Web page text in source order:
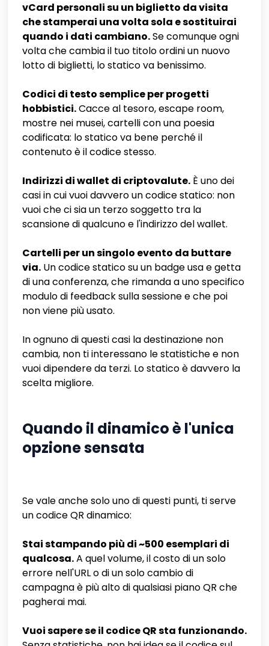
vCard personali su un biglietto da visita
che stamperai una volta sola e sostituirai
quando i dati cambiano.Se comunque ogni
volta che cambia il tuo titolo ordini un nuovo
lotto di biglietti, lo statico va benissimo.
Codici di testo semplice per progetti
hobbistici.Cacce al tesoro, escape room,
mostre nei musei, cartelli con una poesia
codificata: lo statico va bene perché il
contenuto è il codice stesso.
Indirizzi di wallet di criptovalute. È uno dei
casi in cui vuoi davvero un codice statico: non
vuoi che ci sia un terzo soggetto tra la
scansione di qualcuno e l'indirizzo del wallet.
Cartelli per un singolo evento da buttare
via. Un codice statico su un badge usa e getta
di una conferenza, che rimanda a uno specifico
modulo di feedback sulla sessione e che poi
non viene più usato.
In ognuno di questi casi la destinazione non
cambia, non ti interessano le statistiche e non
vuoi dipendere da terzi. Lo statico è davvero la
scelta migliore.
Quando il dinamico è l'unica
opzione sensata
Se vale anche solo uno di questi punti, ti serve
un codice QR dinamico:
Stai stampando più di ~500 esemplari di
qualcosa.A quel volume, il costo di un solo
errore nell'URL o di un solo cambio di
campagna è più alto di qualsiasi piano QR che
pagherai mai.
Vuoi sapere se il codice QR sta funzionando.